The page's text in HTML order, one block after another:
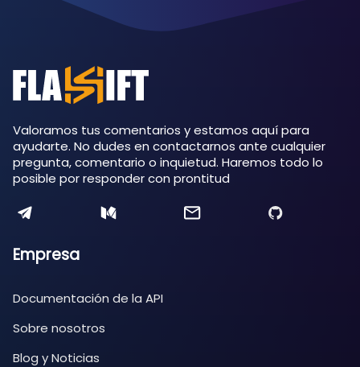
Valoramos tus comentarios y estamos aquí para
ayudarte. No dudes en contactarnos ante cualquier
pregunta, comentario o inquietud. Haremos todo lo
posible por responder con prontitud
Empresa
Documentación de la API
Sobre nosotros
Blog y Noticias